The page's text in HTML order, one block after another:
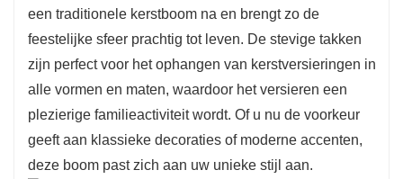
een traditionele kerstboom na en brengt zo de
feestelijke sfeer prachtig tot leven. De stevige takken
zijn perfect voor het ophangen van kerstversieringen in
alle vormen en maten, waardoor het versieren een
plezierige familieactiviteit wordt. Of u nu de voorkeur
geeft aan klassieke decoraties of moderne accenten,
deze boom past zich aan uw unieke stijl aan.